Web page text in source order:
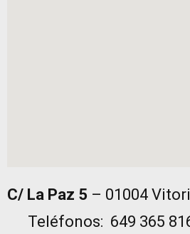
C/ La Paz 5 – 01004
Teléfonos: 649 365